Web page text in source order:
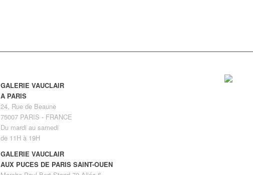
GALERIE VAUCLAIR
A PARIS
24, Rue de Beaune
75007 PARIS - FRANCE
Du mardi au samedi
de 11H à 19H
GALERIE VAUCLAIR
AUX PUCES DE PARIS SAINT-OUEN